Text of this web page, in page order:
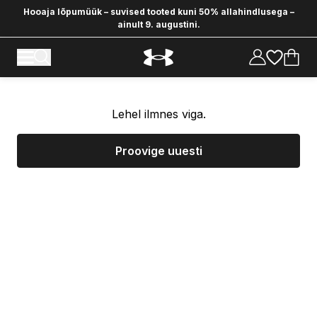
Hooaja lõpumüük – suvised tooted kuni 50% allahindlusega –
ainult 9. augustini.
Lehel ilmnes viga.
Proovige uuesti